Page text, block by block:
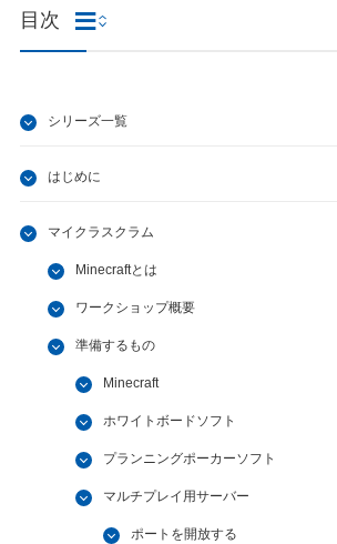
目次
シリーズ一覧
はじめに
マイクラスクラム
Minecraftとは
ワークショップ概要
準備するもの
Minecraft
ホワイトボードソフト
プランニングポーカーソフト
マルチプレイ用サーバー
ポートを開放する